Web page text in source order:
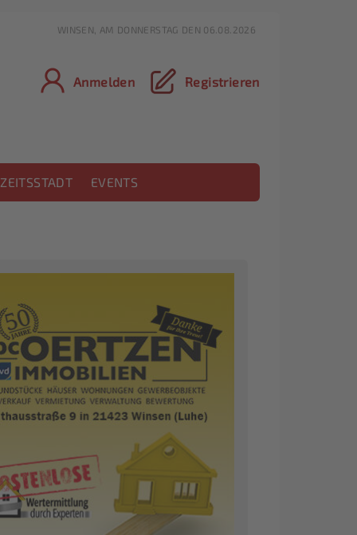
Anmelden Registrieren
EVENTS
WINSEN, AM DONNERSTAG DEN 06.08.2026